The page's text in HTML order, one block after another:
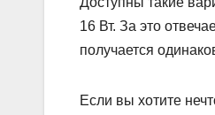
16 Вт. За это
получается
Если вы хотите